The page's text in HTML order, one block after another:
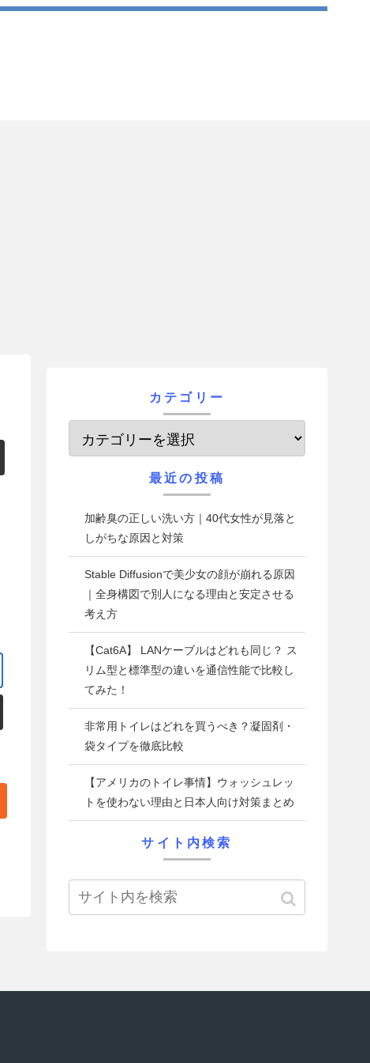
カテゴリー
最近の投稿
加齢臭の正しい洗い方｜40代女性が見落と
しがちな原因と対策
Stable Diffusionで美少女の顔が崩れる原因
｜全身構図で別人になる理由と安定させる
考え方
【Cat6A】 LANケーブルはどれも同じ？ ス
リム型と標準型の違いを通信性能で比較し
てみた！
非常用トイレはどれを買うべき？凝固剤・
袋タイプを徹底比較
【アメリカのトイレ事情】ウォッシュレッ
トを使わない理由と日本人向け対策まとめ
サイト内検索